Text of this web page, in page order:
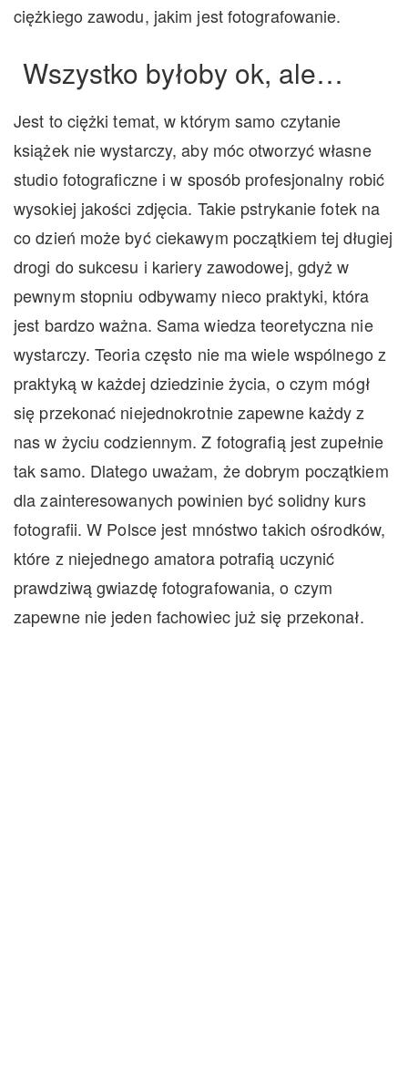
ciężkiego zawodu, jakim jest fotografowanie.
Wszystko byłoby ok, ale…
Jest to ciężki temat, w którym samo czytanie
książek nie wystarczy, aby móc otworzyć własne
studio fotograficzne i w sposób profesjonalny robić
wysokiej jakości zdjęcia. Takie pstrykanie fotek na
co dzień może być ciekawym początkiem tej długiej
drogi do sukcesu i kariery zawodowej, gdyż w
pewnym stopniu odbywamy nieco praktyki, która
jest bardzo ważna. Sama wiedza teoretyczna nie
wystarczy. Teoria często nie ma wiele wspólnego z
praktyką w każdej dziedzinie życia, o czym mógł
się przekonać niejednokrotnie zapewne każdy z
nas w życiu codziennym. Z fotografią jest zupełnie
tak samo. Dlatego uważam, że dobrym początkiem
dla zainteresowanych powinien być solidny kurs
fotografii. W Polsce jest mnóstwo takich ośrodków,
które z niejednego amatora potrafią uczynić
prawdziwą gwiazdę fotografowania, o czym
zapewne nie jeden fachowiec już się przekonał.